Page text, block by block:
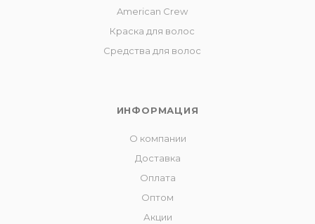
American Crew
Краска для волос
Средства для волос
ИНФОРМАЦИЯ
О компании
Доставка
Оплата
Оптом
Акции